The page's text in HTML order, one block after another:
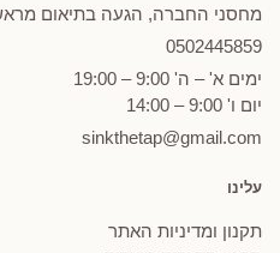
מחסני החברה, הגעה בתיאום מראש
0502445859
ימים א' – ה' 9:00 – 19:00
יום ו' 9:00 – 14:00
sinkthetap@gmail.com
עלינו
תקנון ומדיניות האתר